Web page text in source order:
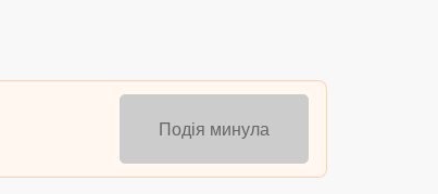
Подія минула